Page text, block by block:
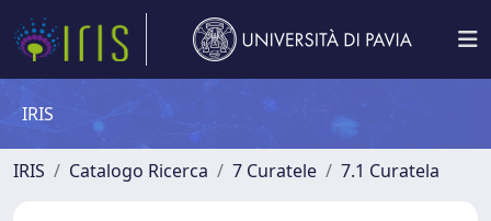
IRIS
IRIS Catalogo Ricerca 7 Curatele 7.1 Curatela